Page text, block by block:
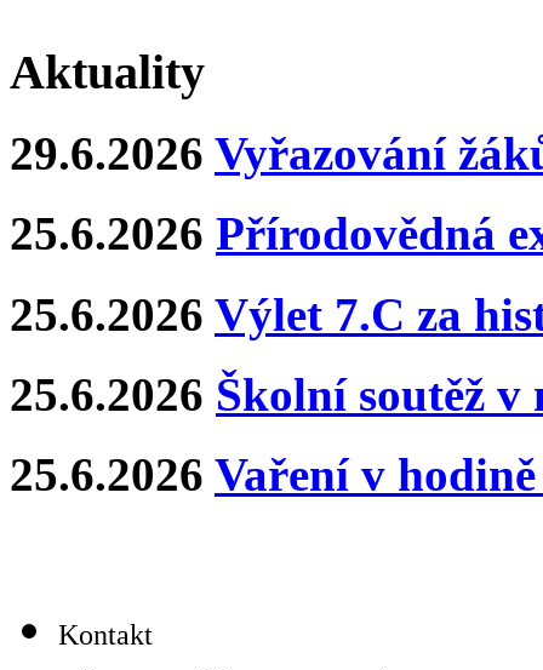
Aktuality
29.6.2026 Vyřazování
25.6.2026 Přírodovědná
25.6.2026 Výlet 7.C za
25.6.2026 Školní soutěž v
25.6.2026 Vaření v
Kontakt